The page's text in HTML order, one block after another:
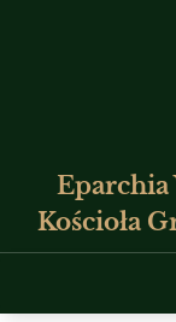
Eparchia
Kościoła